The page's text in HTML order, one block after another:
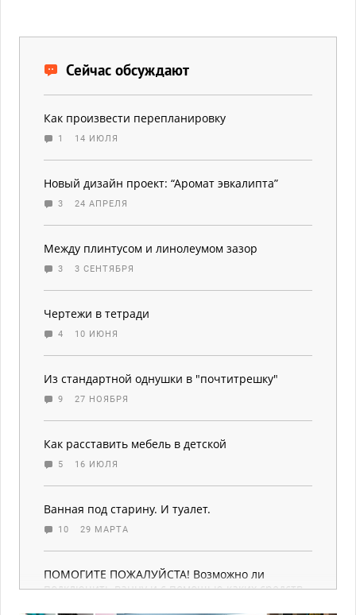
Сейчас обсуждают
Как произвести перепланировку
1 14 ИЮЛЯ
Новый дизайн проект: “Аромат эвкалипта”
3 24 АПРЕЛЯ
Между плинтусом и линолеумом зазор
3 3 СЕНТЯБРЯ
Чертежи в тетради
4 10 ИЮНЯ
Из стандартной однушки в "почтитрешку"
9 27 НОЯБРЯ
Как расставить мебель в детской
5 16 ИЮЛЯ
Ванная под старину. И туалет.
10 29 МАРТА
ПОМОГИТЕ ПОЖАЛУЙСТА! Возможно ли
подключить ванну и с помощью каких средств